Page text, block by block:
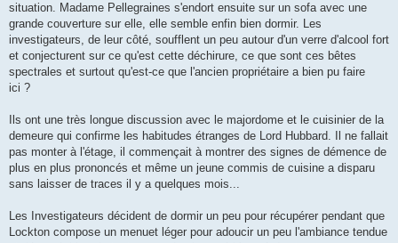
situation. Madame Pellegraines s'endort ensuite sur un sofa avec une
grande couverture sur elle, elle semble enfin bien dormir. Les
investigateurs, de leur côté, soufflent un peu autour d'un verre d'alcool fort
et conjecturent sur ce qu'est cette déchirure, ce que sont ces bêtes
spectrales et surtout qu'est-ce que l'ancien propriétaire a bien pu faire
ici ?
Ils ont une très longue discussion avec le majordome et le cuisinier de la
demeure qui confirme les habitudes étranges de Lord Hubbard. Il ne fallait
pas monter à l'étage, il commençait à montrer des signes de démence de
plus en plus prononcés et même un jeune commis de cuisine a disparu
sans laisser de traces il y a quelques mois...
Les Investigateurs décident de dormir un peu pour récupérer pendant que
Lockton compose un menuet léger pour adoucir un peu l'ambiance tendue